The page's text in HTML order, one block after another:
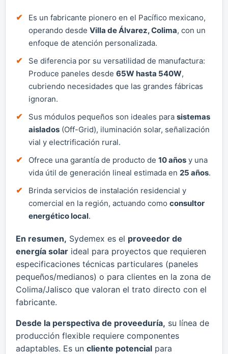
Es un fabricante pionero en el Pacífico mexicano,
operando desde Villa de Álvarez, Colima, con un
enfoque de atención personalizada.
Se diferencia por su versatilidad de manufactura:
Produce paneles desde 65W hasta 540W,
cubriendo necesidades que las grandes fábricas
ignoran.
Sus módulos pequeños son ideales para sistemas
aislados (Off-Grid), iluminación solar, señalización
vial y electrificación rural.
Ofrece una garantía de producto de 10 años y una
vida útil de generación lineal estimada en 25 años.
Brinda servicios de instalación residencial y
comercial en la región, actuando como consultor
energético local.
En resumen, Sydemex es el proveedor de
energía solar ideal para proyectos que requieren
especificaciones técnicas particulares (paneles
pequeños/medianos) o para clientes en la zona de
Colima/Jalisco que valoran el trato directo con el
fabricante.
Desde la perspectiva de proveeduría, su línea de
producción flexible requiere componentes
adaptables. Es un cliente potencial para